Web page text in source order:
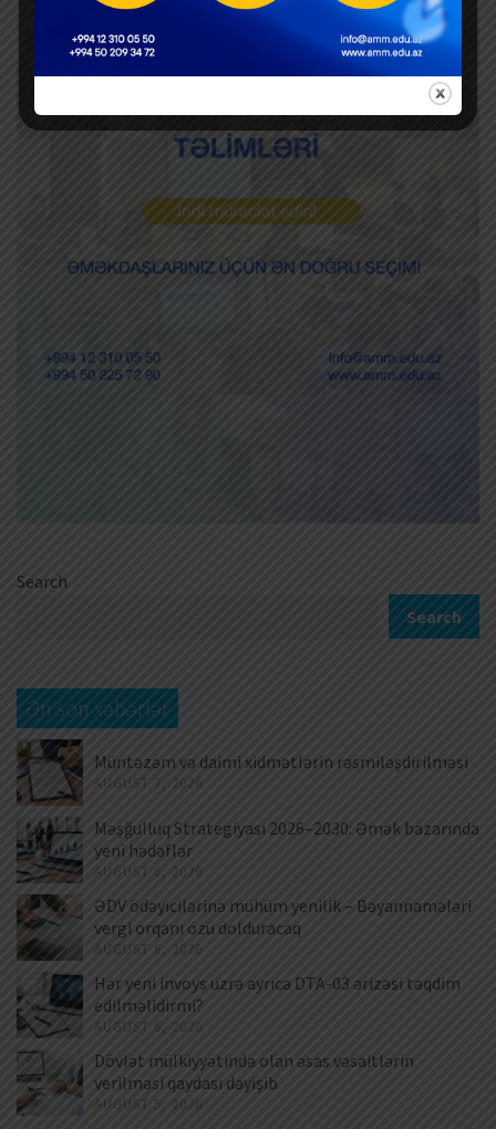
Search
Search
Ən son xəbərlər
Müntəzəm və daimi xidmətlərin rəsmiləşdirilməsi
AUGUST 7, 2026
Məşğulluq Strategiyası 2026–2030: Əmək bazarında
yeni hədəflər
AUGUST 6, 2026
ƏDV ödəyicilərinə mühüm yenilik – Bəyannamələri
vergi orqanı özü dolduracaq
AUGUST 6, 2026
Hər yeni invoys üzrə ayrıca DTA-03 ərizəsi təqdim
edilməlidirmi?
AUGUST 6, 2026
Dövlət mülkiyyətində olan əsas vəsaitlərin
verilməsi qaydası dəyişib
AUGUST 5, 2026